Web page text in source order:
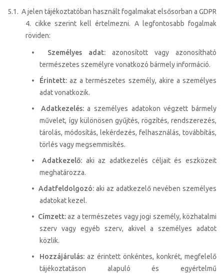
5.1. A jelen tájékoztatóban használt fogalmakat elsősorban a GDPR
4. cikke szerint kell értelmezni. A legfontosabb fogalmak
röviden:
• Személyes adat:azonosított vagy azonosítható
természetes személyre vonatkozó bármely információ.
• Érintett:az a természetes személy, akire a személyes
adat vonatkozik.
• Adatkezelés:a személyes adatokon végzett bármely
művelet, így különösen gyűjtés, rögzítés, rendszerezés,
tárolás, módosítás, lekérdezés, felhasználás, továbbítás,
törlés vagy megsemmisítés.
• Adatkezelő:aki az adatkezelés céljait és eszközeit
meghatározza.
• Adatfeldolgozó:aki az adatkezelő nevében személyes
adatokat kezel.
• Címzett:az a természetes vagy jogi személy, közhatalmi
szerv vagy egyéb szerv, akivel a személyes adatot
közlik.
• Hozzájárulás:az érintett önkéntes, konkrét, megfelelő
tájékoztatáson alapuló és egyértelmű